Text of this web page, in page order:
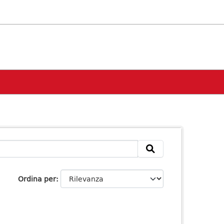
Ordina per